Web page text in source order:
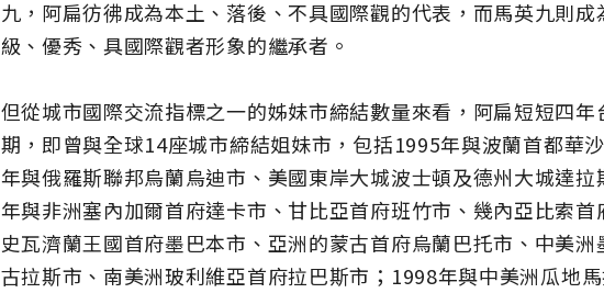
九，阿扁彷彿成為本土、落後、不具國際觀的代表，而馬英九則成
級、優秀、具國際觀者形象的繼承者。
但從城市國際交流指標之一的姊妹市締結數量來看，阿扁短短四年
期，即曾與全球14座城市締結姐妹市，包括1995年與波蘭首都華
年與俄羅斯聯邦烏蘭烏迪市、美國東岸大城波士頓及德州大城達拉
年與非洲塞內加爾首府達卡市、甘比亞首府班竹市、幾內亞比索首
史瓦濟蘭王國首府墨巴本市、亞洲的蒙古首府烏蘭巴托市、中美洲
古拉斯市、南美洲玻利維亞首府拉巴斯市；1998年與中美洲瓜地